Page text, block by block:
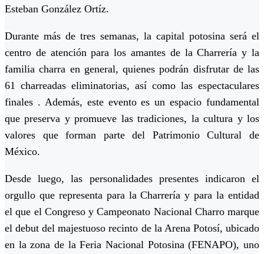
Esteban González Ortíz.
Durante más de tres semanas, la capital potosina será el
centro de atención para los amantes de la Charrería y la
familia charra en general, quienes podrán disfrutar de las
61 charreadas eliminatorias, así como las espectaculares
finales . Además, este evento es un espacio fundamental
que preserva y promueve las tradiciones, la cultura y los
valores que forman parte del Patrimonio Cultural de
México.
Desde luego, las personalidades presentes indicaron el
orgullo que representa para la Charrería y para la entidad
el que el Congreso y Campeonato Nacional Charro marque
el debut del majestuoso recinto de la Arena Potosí, ubicado
en la zona de la Feria Nacional Potosina (FENAPO), uno